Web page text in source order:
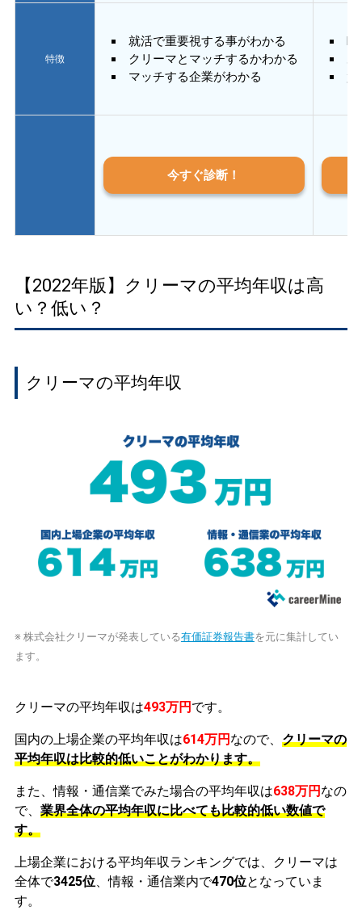
特徴
就活で重要視する事がわかる
クリーマとマッチするかわかる
マッチする企業がわかる
質
今すぐ診断！
【2022年版】クリーマの平均年収は高
い？低い？
クリーマの平均年収
※ 株式会社クリーマが発表している有価証券報告書を元に集計してい
ます。
クリーマの平均年収は493万円 です。
国内の上場企業の平均年収は614万円 なので、 クリーマの
平均年収は比較的低いことがわかります。
また、情報・通信業でみた場合の平均年収は638万円 なの
で、 業界全体の平均年収に比べても比較的低い数値で
す。
上場企業における平均年収ランキングでは、クリーマは
全体で3425位、情報・通信業内で470位となっていま
す。